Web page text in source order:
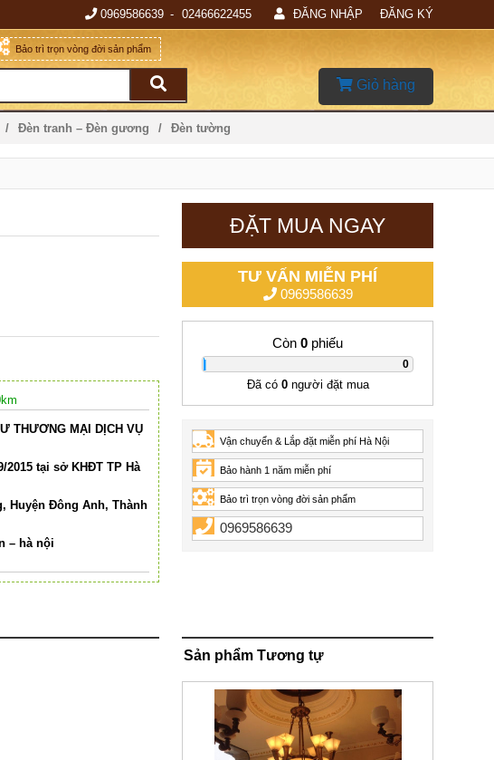
0969586639 02466622455 ĐĂNG NHẬP ĐĂNG KÝ
Bảo trì trọn vòng đời sản phẩm
Giỏ hàng
Đèn tranh – Đèn gương Đèn tường
THƯƠNG MẠI DỊCH VỤ
2015 tại sở KHĐT TP Hà
Huyện Đông Anh, Thành
– hà nội
ĐẶT MUA NGAY
TƯ VẤN MIỄN PHÍ
0969586639
Còn0 phiếu
0
Đã có 0người đặt mua
Vận chuyển & Lắp đặt miễn phí Hà Nội
Bảo hành 1 năm miễn phí
Bảo trì trọn vòng đời sản phẩm
0969586639
Sản phẩm Tương tự